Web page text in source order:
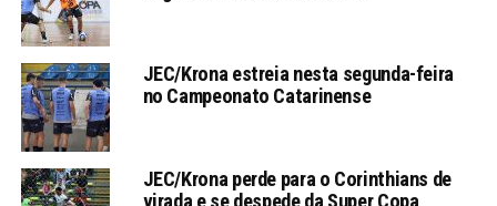
JEC/Krona estreia nesta segunda-feira
no Campeonato Catarinense
JEC/Krona perde para o Corinthians de